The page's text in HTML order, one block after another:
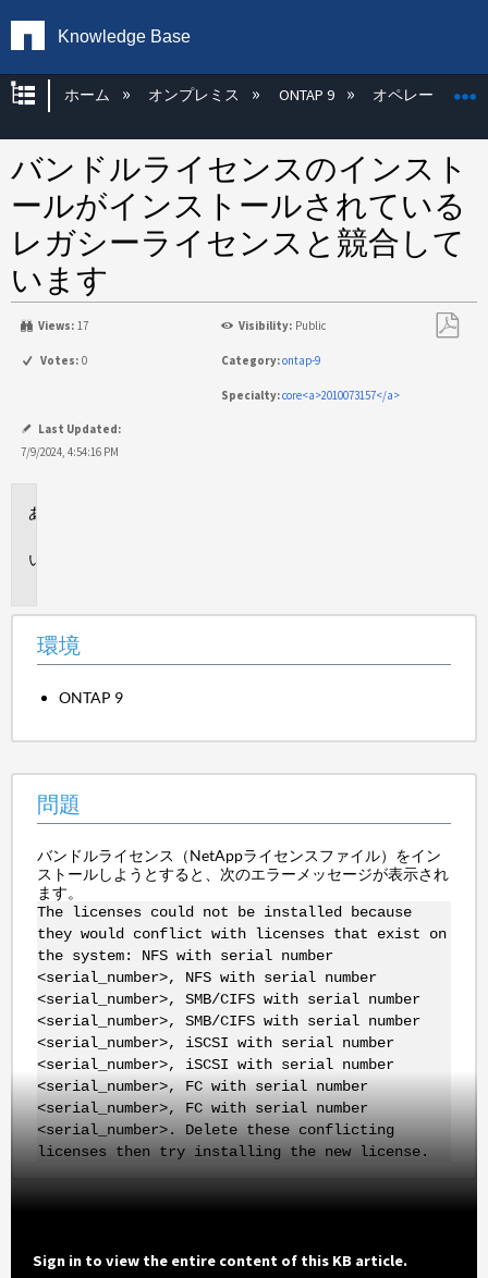
Knowledge Base
グローバル階層を展開/折りたたむ
ホーム オンプレミス ONTAP 9 オペレーティン
バンドルライセンスのインスト
ールがインストールされている
レガシーライセンスと競合して
います
Views: 17 Visibility: Public
Votes: 0 Category:ontap-9
Specialty:core<a>2010073157</a>
Last Updated:
7/9/2024, 4:54:16 PM
環境
ONTAP 9
問題
バンドルライセンス（NetAppライセンスファイル）をイン
ストールしようとすると、次のエラーメッセージが表示され
ます。
The licenses could not be installed because
they would conflict with licenses that exist on
the system: NFS with serial number
<serial_number>, NFS with serial number
<serial_number>, SMB/CIFS with serial number
<serial_number>, SMB/CIFS with serial number
<serial_number>, iSCSI with serial number
<serial_number>, iSCSI with serial number
<serial_number>, FC with serial number
<serial_number>, FC with serial number
<serial_number>. Delete these conflicting
licenses then try installing the new license.
Sign in to view the entire content of this KB article.